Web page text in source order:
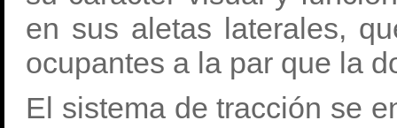
en sus aletas laterales,
ocupantes a la par que la
El sistema de tracción se